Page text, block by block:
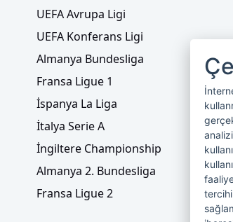
UEFA Avrupa Ligi
UEFA Konferans Ligi
Almanya Bundesliga
Fransa Ligue 1
İspanya La Liga
İtalya Serie A
İngiltere Championship
Almanya 2. Bundesliga
Fransa Ligue 2